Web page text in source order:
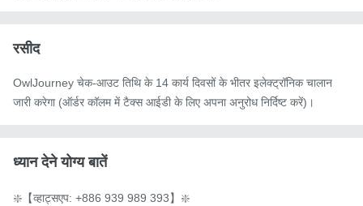
रसीद
OwlJourney चेक-आउट तिथि के 14 कार्य दिवसों के भीतर इलेक्ट्रॉनिक चालान
जारी करेगा (ऑर्डर कॉलम में टैक्स आईडी के लिए अपना अनुरोध निर्दिष्ट करें)।
ध्यान देने योग्य बातें
❇️【व्हाट्सएप: +886 939 989 393】❇️